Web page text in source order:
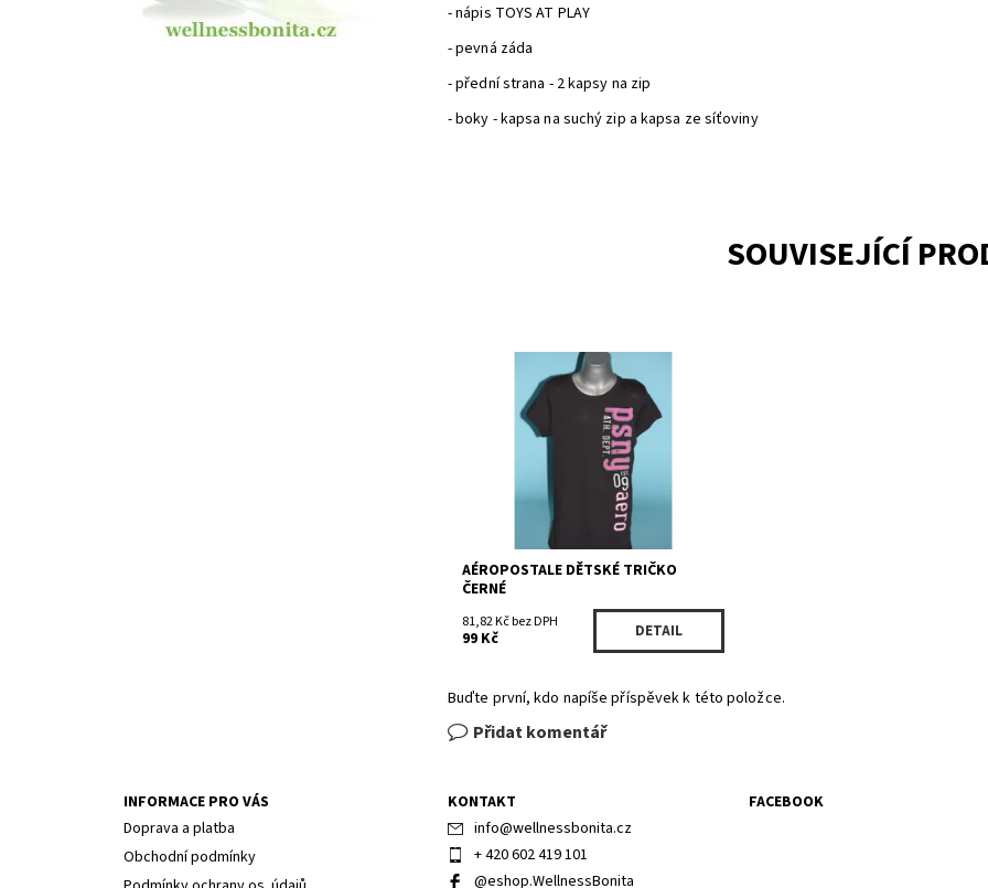
- nápis TOYS AT PLAY
- pevná záda
- přední strana - 2 kapsy na zip
- boky - kapsa na suchý zip a kapsa ze síťoviny
SOUVISEJÍCÍ
Dostupnost:
Skladem 4
4163BK/454
Aéropostale
AÉROPOSTALE DĚTSKÉ TRIČKO
ČERNÉ
81,82 Kč bez DPH
99 Kč DETAIL
Buďte první, kdo napíše příspěvek k této položce.
Přidat komentář
INFORMACE PRO VÁS
Doprava a platba
Obchodní podmínky
KONTAKT
info@wellnessbonita.cz
+ 420 602 419 101
@eshop.WellnessBonita
FACEBOOK